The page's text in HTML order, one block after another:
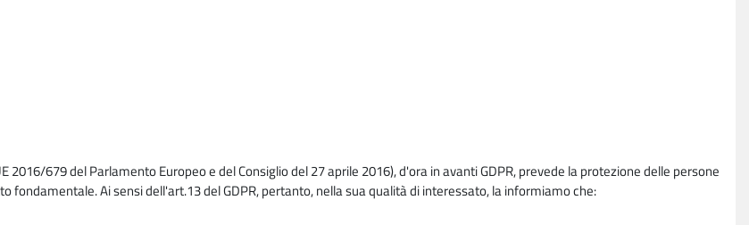
679 del Parlamento Europeo e del Consiglio del 27 aprile 2016), d'ora in avanti GDPR, prevede la protezione delle persone
Ai sensi dell'art.13 del GDPR, pertanto, nella sua qualità di interessato, la informiamo che: